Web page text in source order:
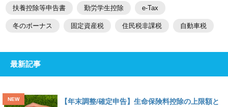
扶養控除等申告書 勤労学生控除 e-Tax
冬のボーナス 固定資産税 住民税非課税 自動車税
最新記事
【年末調整/確定申告】生命保険料控除の上限額と